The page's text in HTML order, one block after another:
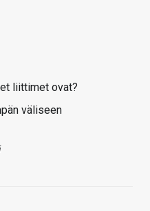
liittimet ovat?
väliseen